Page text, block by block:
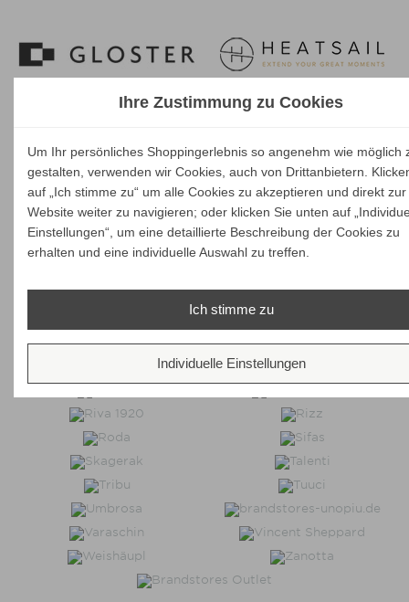
Ihre Zustimmung zu Cookies
Um Ihr persönliches Shoppingerlebnis so angenehm wie möglich
gestalten, verwenden wir Cookies, auch von Drittanbietern.
auf „Ich stimme zu“ um alle Cookies zu akzeptieren und direkt zur
Website weiter zu navigieren; oder klicken Sie unten auf
Einstellungen“, um eine detaillierte Beschreibung der Cookies zu
erhalten und eine individuelle Auswahl zu treffen.
Ich stimme zu
Individuelle Einstellungen